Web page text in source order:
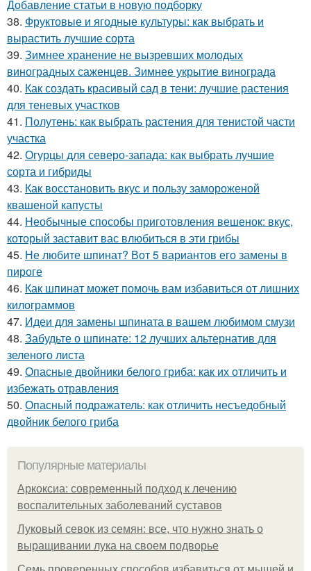
Добавление статьи в новую подборку
38. Фруктовые и ягодные культуры: как выбрать и
вырастить лучшие сорта
39. Зимнее хранение не вызревших молодых
виноградных саженцев. Зимнее укрытие винограда
40. Как создать красивый сад в тени: лучшие растения
для теневых участков
41. Полутень: как выбрать растения для тенистой части
участка
42. Огурцы для северо-запада: как выбрать лучшие
сорта и гибриды
43. Как восстановить вкус и пользу замороженой
квашеной капусты
44. Необычные способы приготовления вешенок: вкус,
который заставит вас влюбиться в эти грибы
45. Не любите шпинат? Вот 5 вариантов его замены в
пироге
46. Как шпинат может помочь вам избавиться от лишних
килограммов
47. Идеи для замены шпината в вашем любимом смузи
48. Забудьте о шпинате: 12 лучших альтернатив для
зеленого листа
49. Опасные двойники белого гриба: как их отличить и
избежать отравления
50. Опасный подражатель: как отличить несъедобный
двойник белого гриба
Популярные материалы
Аркоксиа: современный подход к лечению
воспалительных заболеваний суставов
Луковый севок из семян: все, что нужно знать о
выращивании лука на своем подворье